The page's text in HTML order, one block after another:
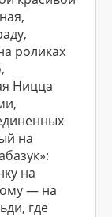
роликах
Ницца
на
на
— на
где